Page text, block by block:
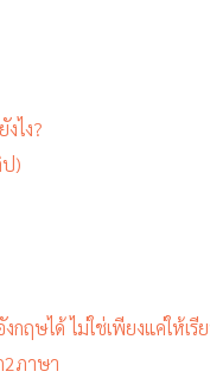
ไง?
)
ฤษได้ ไม่ใช่เพียงแค่ให้เรี
2ภาษา